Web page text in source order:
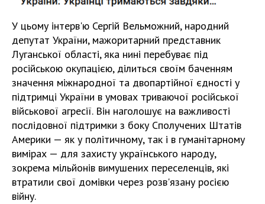
У цьому інтерв'ю Сергій Вельможний, народний
депутат України, мажоритарний представник
Луганської області, яка нині перебуває під
російською окупацією, ділиться своїм баченням
значення міжнародної та двопартійної єдності у
підтримці України в умовах триваючої російської
військової агресії. Він наголошує на важливості
послідовної підтримки з боку Сполучених Штатів
Америки — як у політичному, так і в гуманітарному
вимірах — для захисту українського народу,
зокрема мільйонів вимушених переселенців, які
втратили свої домівки через розв'язану росією
війну.